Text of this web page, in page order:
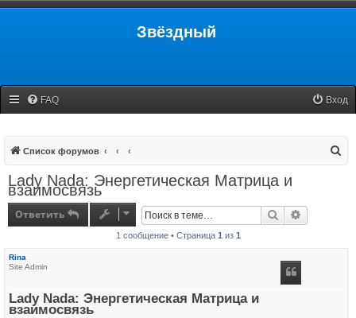
Звёздный
FAQ Вход
Список форумов
Lady Nada: Энергетическая Матрица и
взаимосвязь
Ответить Поиск
1 сообщение • Страница 1 из 1
Rina
Site Admin
Lady Nada: Энергетическая Матрица и
взаимосвязь